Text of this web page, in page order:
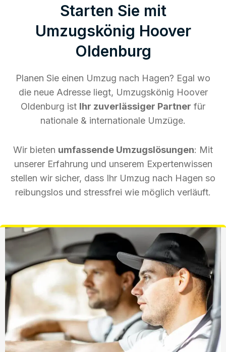
Starten Sie mit
Umzugskönig Hoover
Oldenburg
Planen Sie einen Umzug nach Hagen? Egal wo
die neue Adresse liegt, Umzugskönig Hoover
Oldenburg ist Ihr zuverlässiger Partner für
nationale & internationale Umzüge.
Wir bieten umfassende Umzugslösungen: Mit
unserer Erfahrung und unserem Expertenwissen
stellen wir sicher, dass Ihr Umzug nach Hagen so
reibungslos und stressfrei wie möglich verläuft.